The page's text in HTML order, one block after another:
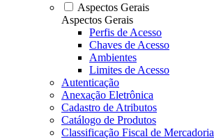
Aspectos Gerais
Aspectos Gerais
Perfis de Acesso
Chaves de Acesso
Ambientes
Limites de Acesso
Autenticação
Anexação Eletrônica
Cadastro de Atributos
Catálogo de Produtos
Classificação Fiscal de Mercadoria